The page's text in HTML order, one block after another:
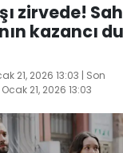
zirvede!
kazancı
21, 2026 13:03 | Son
Ocak 21, 2026 13:03